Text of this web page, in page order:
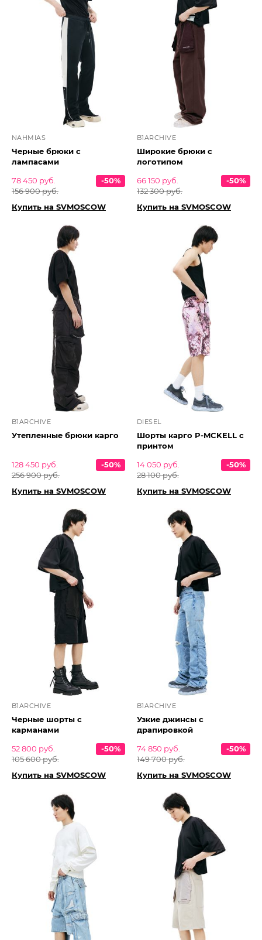
NAHMIAS
Черные брюки с
лампасами
78 450 руб.
156 900 руб.
-50%
Купить на SVMOSCOW
B1ARCHIVE
Широкие брюки с
логотипом
66 150 руб.
132 300 руб.
-50%
Купить на SVMOSCOW
B1ARCHIVE
Утепленные брюки карго
128 450 руб.
256 900 руб.
-50%
Купить на SVMOSCOW
DIESEL
Шорты карго P-MCKELL с
принтом
14 050 руб.
28 100 руб.
-50%
Купить на SVMOSCOW
B1ARCHIVE
Черные шорты с
карманами
52 800 руб.
105 600 руб.
-50%
Купить на SVMOSCOW
B1ARCHIVE
Узкие джинсы с
драпировкой
74 850 руб.
149 700 руб.
-50%
Купить на SVMOSCOW